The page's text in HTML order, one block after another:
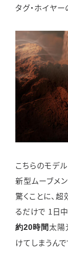
タグ・ホイヤ
こちらのモデ
新型ムーブメン
驚くことに、
るだけで 1日中
約20時間 太陽
けてしまうんで